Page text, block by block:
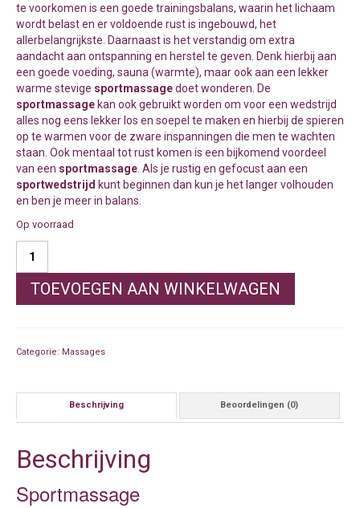
te voorkomen is een goede trainingsbalans, waarin het lichaam
wordt belast en er voldoende rust is ingebouwd, het
allerbelangrijkste. Daarnaast is het verstandig om extra
aandacht aan ontspanning en herstel te geven. Denk hierbij aan
een goede voeding, sauna (warmte), maar ook aan een lekker
warme stevige sportmassagedoet wonderen. De
sportmassagekan ook gebruikt worden om voor een wedstrijd
alles nog eens lekker los en soepel te maken en hierbij de spieren
op te warmen voor de zware inspanningen die men te wachten
staan. Ook mentaal tot rust komen is een bijkomend voordeel
van een sportmassage . Als je rustig en gefocust aan een
sportwedstrijd kunt beginnen dan kun je het langer volhouden
en ben je meer in balans.
Op voorraad
Massage
minTOEVOEGEN AAN WINKELWAGEN
Categorie: Massages
Beschrijving Beoordelingen (0)
Beschrijving
Sportmassage